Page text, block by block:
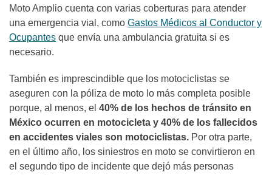
Moto Amplio cuenta con varias coberturas para atender
una emergencia vial, como Gastos Médicos al Conductor y
Ocupantes que envía una ambulancia gratuita si es
necesario.
También es imprescindible que los motociclistas se
aseguren con la póliza de moto lo más completa posible
porque, al menos, el 40% de los hechos de tránsito en
México ocurren en motocicleta y 40% de los fallecidos
en accidentes viales son motociclistas. Por otra parte,
en el último año, los siniestros en moto se convirtieron en
el segundo tipo de incidente que dejó más personas